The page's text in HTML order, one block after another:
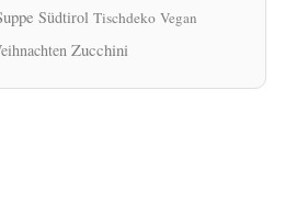
Südtirol Tischdeko Vegan
Zucchini